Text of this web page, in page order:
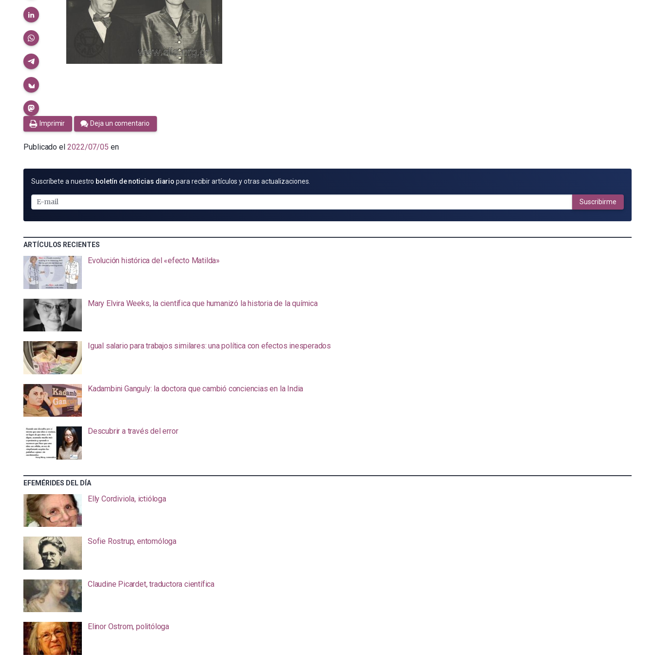
Imprimir Deja un comentario
Publicado el 2022/07/05 en
SUSCRÍBETE
E-
MAIL
Suscríbete a nuestro boletín de noticias diario para recibir artículos y otras actualizaciones.
Suscribirme
ARTÍCULOS RECIENTES
Evolución histórica del «efecto Matilda»
Mary Elvira Weeks, la científica que humanizó la historia de la química
Igual salario para trabajos similares: una política con efectos inesperados
Kadambini Ganguly: la doctora que cambió conciencias en la India
Descubrir a través del error
EFEMÉRIDES DEL DÍA
Elly Cordiviola, ictióloga
Sofie Rostrup, entomóloga
Claudine Picardet, traductora científica
Elinor Ostrom, politóloga